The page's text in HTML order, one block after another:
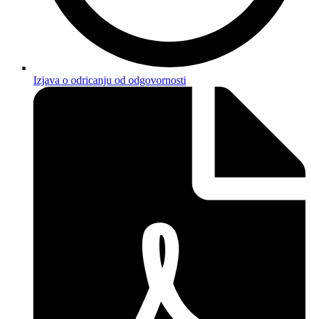
Izjava o odricanju od odgovornosti